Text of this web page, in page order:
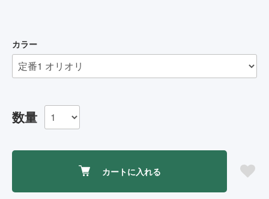
カラー
数量
カートに入れる